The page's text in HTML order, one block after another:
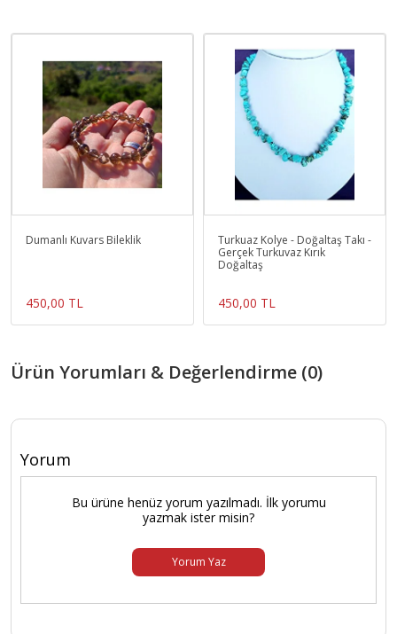
Dumanlı Kuvars Bileklik
450,00 TL
Turkuaz Kolye - Doğaltaş Takı -
Gerçek Turkuvaz Kırık
Doğaltaş
450,00 TL
Ürün Yorumları & Değerlendirme (0)
Yorum
Bu ürüne henüz yorum yazılmadı. İlk yorumu
yazmak ister misin?
Yorum Yaz